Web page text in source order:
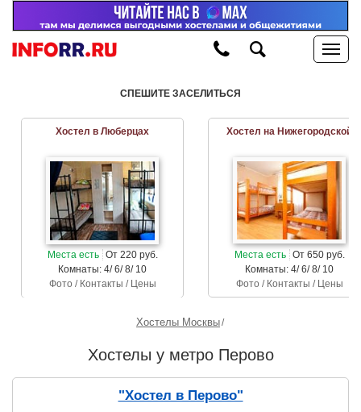
СПЕШИТЕ ЗАСЕЛИТЬСЯ
Хостел в Люберцах
Места есть От 220 руб.
Комнаты: 4/ 6/ 8/ 10
Фото / Контакты / Цены
Хостел на Нижегородской
Места есть От 650 руб.
Комнаты: 4/ 6/ 8/ 10
Фото / Контакты / Цены
Хостелы Москвы
Хостелы у метро Перово
"Хостел в Перово"